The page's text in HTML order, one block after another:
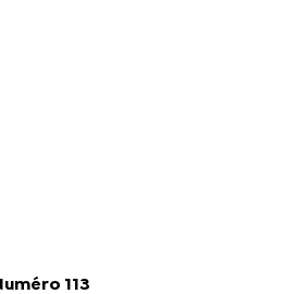
113